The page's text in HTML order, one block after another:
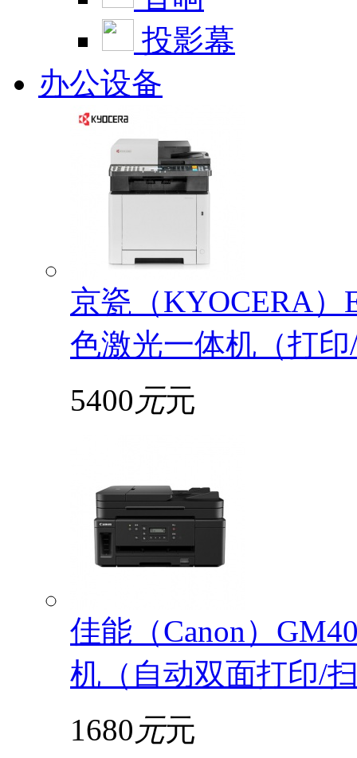
投影幕
办公设备
京瓷（KYOCERA）
色激光一体机（打
5400 元元
佳能（Canon）
机（自动双面打印/
1680 元元